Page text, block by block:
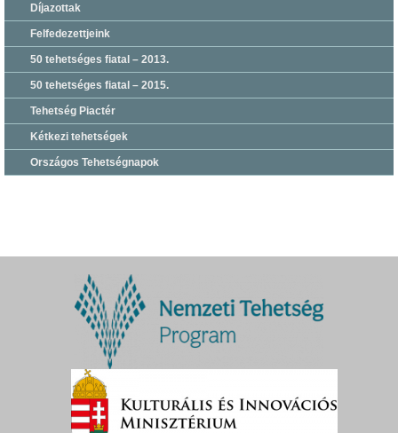
Díjazottak
Felfedezettjeink
50 tehetséges fiatal – 2013.
50 tehetséges fiatal – 2015.
Tehetség Piactér
Kétkezi tehetségek
Országos Tehetségnapok